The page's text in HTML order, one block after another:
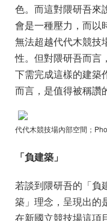
色。而這對隈研吾來
會是一種壓力，而以
無法超越代代木競技
性。但對隈研吾而言
下需完成這樣的建築
而言，是值得被稱讚
代代木競技場內部空間；
「負建築」
若談到隈研吾的「負
築」理念，呈現出的
在新國立競技場這項